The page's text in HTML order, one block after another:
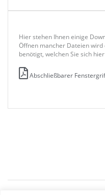
Hier stehen Ihnen einige
Öffnen mancher Dateien
benötigt, welchen Sie sich
Abschließbarer